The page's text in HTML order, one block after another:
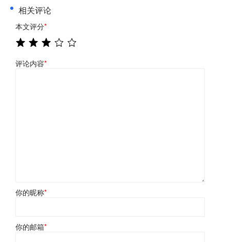
相关评论
本文评分*
评论内容*
你的昵称*
你的邮箱*